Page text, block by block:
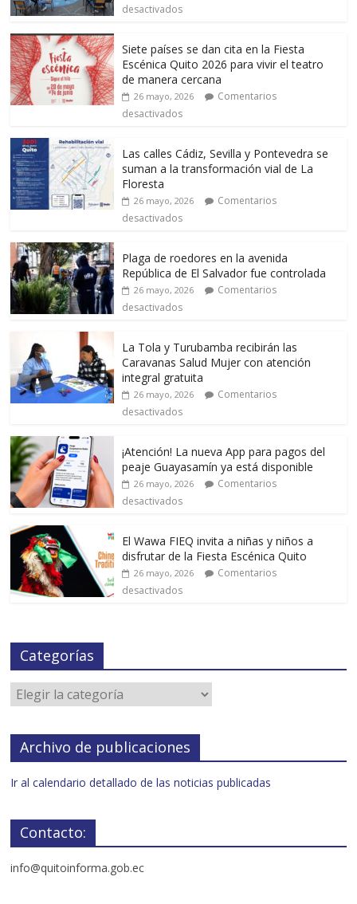
desactivados
Siete países se dan cita en la Fiesta
Escénica Quito 2026 para vivir el teatro
de manera cercana
26 mayo, 2026
Comentarios
desactivados
Las calles Cádiz, Sevilla y Pontevedra se
suman a la transformación vial de La
Floresta
26 mayo, 2026
Comentarios
desactivados
Plaga de roedores en la avenida
República de El Salvador fue controlada
26 mayo, 2026
Comentarios
desactivados
La Tola y Turubamba recibirán las
Caravanas Salud Mujer con atención
integral gratuita
26 mayo, 2026
Comentarios
desactivados
¡Atención! La nueva App para pagos del
peaje Guayasamín ya está disponible
26 mayo, 2026
Comentarios
desactivados
El Wawa FIEQ invita a niñas y niños a
disfrutar de la Fiesta Escénica Quito
26 mayo, 2026
Comentarios
desactivados
Categorías
Archivo de publicaciones
Ir al calendario detallado de las noticias publicadas
Contacto:
info@quitoinforma.gob.ec